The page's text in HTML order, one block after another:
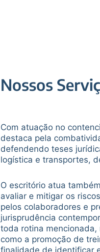
Nossos
Com atuação no
destaca pela
defendendo teses
logística e transportes,
O escritório atua
avaliar e mitigar os
pelos colaboradores e
jurisprudência
toda rotina mencionada,
como a promoção de